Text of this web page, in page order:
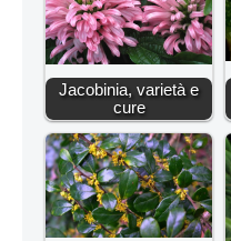
Jacobinia, varietà e
cure